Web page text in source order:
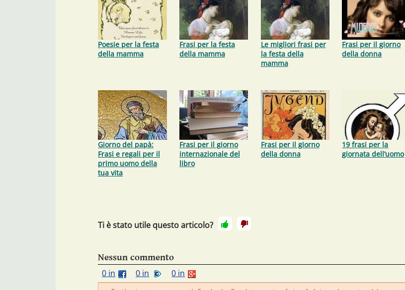
Poesie per la festa
della mamma
Frasi per la festa
della mamma
Le migliori frasi per
la festa della
mamma
Frasi per il giorno
della donna
Giorno del papà:
Frasi e regali per il
primo uomo della
tua vita
Frasi per il giorno
internazionale del
libro
Frasi per il giorno
della donna
19 frasi per la
giornata dell’uomo
Ti è stato utile questo articolo?
Nessun commento
0 in
0 in 0 in